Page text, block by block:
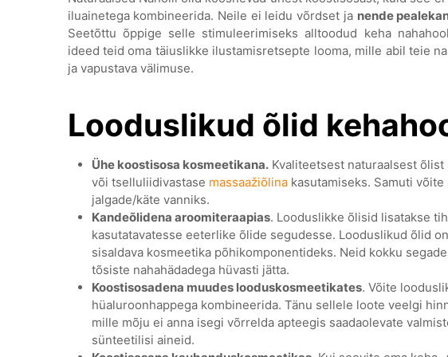
iluainetega kombineerida. Neile ei leidu võrdset ja nende
Seetõttu õppige selle stimuleerimiseks alltoodud keha
ideed teid oma täiuslikke ilustamisretsepte looma, mille abil teie
ja vapustava välimuse.
Looduslikud õlid
Ühe koostisosa kosmeetikana.Kvaliteetsest naturaalsest õlist
või tselluliidivastase massaažiõlinakasutamiseks. Samuti võite
jalgade/käte vanniks.
Kandeõlidena aroomiteraapias. Looduslikke õlisid lisatakse
kasutatavatesse eeterlike õlide segudesse. Looduslikud õlid
sisaldava kosmeetika põhikomponentideks. Neid kokku
tõsiste nahahädadega hüvasti jätta.
Koostisosadena muudes looduskosmeetikates. Võite
hüaluroonhappega kombineerida. Tänu sellele loote veelgi
mille mõju ei anna isegi võrrelda apteegis saadaolevate
sünteetilisi aineid.